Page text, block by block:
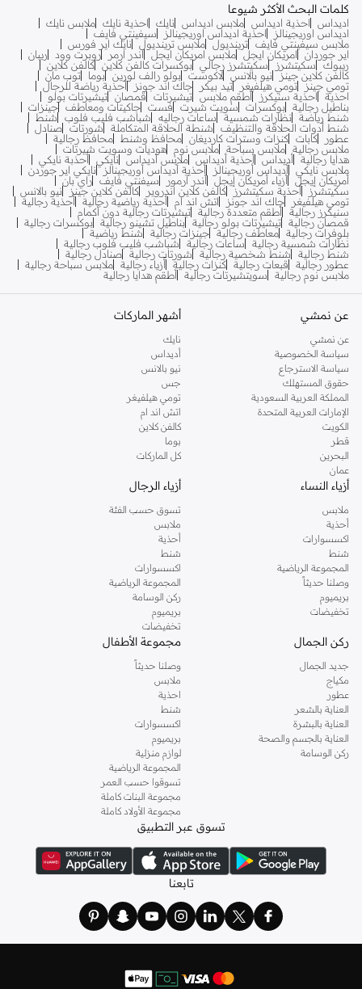
كلمات البحث الأكثر شيوعا
اديداس احذية اديداس ملابس اديداس نايك احذية نايك ملابس نايك
اديداس اوريجينالز
احذية اديداس اوريجينالز
سيفينتي فايف
ملابس سيفينتي فايف ترينديول ملابس ترينديول نايك اير فورس
اير جوردان
امريكان ايجل ملابس امريكان ايجل اندر ارمر روبرت وود
ريبان
ريبوك
سكيتشرز سكيتشرز رجالي بوكسرات كالفن كلاين كالفن كلاين
كالفن كلاين جينز نيو بالانس لاكوست بولو رالف لورين بوما
توب مان
تومي جينز تومي هيلفيغر تيد بيكر جاك اند جونز
أحذية رياضة للرجال
احذية
احذية سنيكرز أطقم ملابس تيشيرتات قمصان تيشيرتات بولو
بناطيل رجالية بوكسرات سويت شيرت فست جاكيتات ومعاطف جينزات
شنط رياضة نظارات شمسية ساعات رجاليه شباشب فليب فلوب
شنط
شنط أدوات الحلاقة والتنظيف
شنطة الحلاقة المتكاملة شورتات صنادل
عطور
كابات كنزات وسترات كارديغان محافظ وشنط
محافظ رجالية
ملابس رجالية ملابس سباحة ملابس نوم
هوديات وسويت شيرتات
هدايا رجالية أديداس أحذية أديداس ملابس أديداس نايكي أحذبة نايكي
ملابس نايكي أديداس أوريجينالز أحذية أديداس أوريجينالز
نايكي اير جوردن
أمريكان إيجل أزياء أمريكان إيجل أندر آرمور سيفنتي فايف راي بان
سكيتشرز
أحذية سكيتشرز كالفن كلاين اندروير كالفن كلاين جينز
نيو بالانس
تومي هيلفيغر
جاك اند جونز اتش اند ام أحذية رياضية رجالية أحذية رجالية
سنيكرز رجالية أطقم متعددة رجالية تيشيرتات رجالية دون أكمام
قمصان رجالية تيشيرتات بولو رجالية بناطيل تشينو رجالية بوكسرات رجالية
بلوفرات رجالية معاطف رجالية جينزات رجالية
شنط رياضية
نظارات شمسية رجالية
ساعات رجالية
شباشب فليب فلوب رجالية
شنط رجالية
شنط شخصية رجالية شورتات رجالية صنادل رجالية
عطور رجالية
قبعات رجالية كنزات رجالية أزياء رجالية ملابس سباحة رجالية
ملابس نوم رجالية
سويتشيرتات رجالية أطقم هدايا رجالية
عن نمشي
عن نمشي
سياسة الخصوصية
سياسة الاسترجاع
حقوق المستهلك
المملكة العربية السعودية
الإمارات العربية المتحدة
الكويت
قطر
البحرين
عمان
أشهر الماركات
نايك
أديداس
نيو بالانس
جس
تومي هيلفيغر
اتش اند ام
كالفن كلاين
بوما
كل الماركات
أزياء النساء
ملابس
أحذية
اكسسوارات
شنط
المجموعة الرياضية
وصلنا حديثاً
بريميوم
تخفيضات
أزياء الرجال
تسوق حسب الفئة
ملابس
أحذية
شنط
اكسسوارات
المجموعة الرياضية
ركن الوسامة
بريميوم
تخفيضات
ركن الجمال
جديد الجمال
مكياج
عطور
العناية بالشعر
العناية بالبشرة
العناية بالجسم والصحة
ركن الوسامة
مجموعة الأطفال
وصلنا حديثاً
ملابس
احذية
شنط
اكسسوارات
بريميوم
لوازم منزلية
المجموعة الرياضية
تسوقوا حسب العمر
مجموعة البنات كاملة
مجموعة الأولاد كاملة
تسوق عبر التطبيق
تابعنا